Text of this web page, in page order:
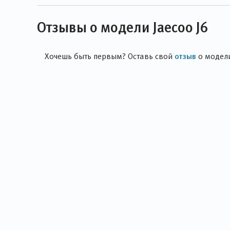
Отзывы о модели Jaecoo J6
Хочешь быть первым? Оставь свой отзыв о